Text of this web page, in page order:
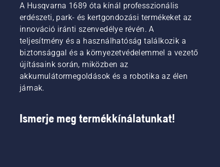
A Husqvarna 1689 óta kínál professzionális
erdészeti, park- és kertgondozási termékeket az
innováció iránti szenvedélye révén. A
teljesítmény és a használhatóság találkozik a
biztonsággal és a környezetvédelemmel a vezető
újításaink során, miközben az
akkumulátormegoldások és a robotika az élen
járnak.
Ismerje meg termékkínálatunkat!